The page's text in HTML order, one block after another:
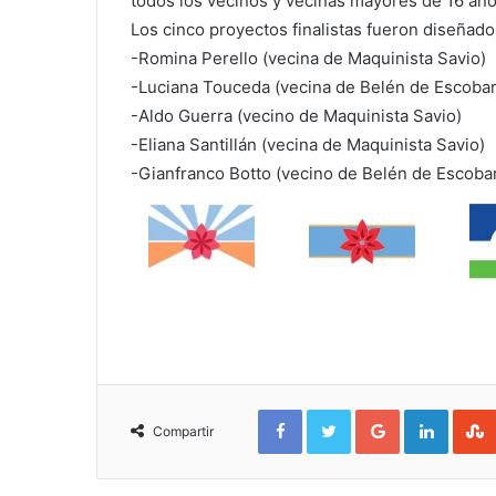
Los cinco proyectos finalistas fueron
-Romina Perello (vecina de Maquinista Savio)
-Luciana Touceda (vecina de Belén de
-Aldo Guerra (vecino de Maquinista Savio)
-Eliana Santillán (vecina de Maquinista Savio)
-Gianfranco Botto (vecino de Belén de
Compartir
FacebookTwitterGoogle+